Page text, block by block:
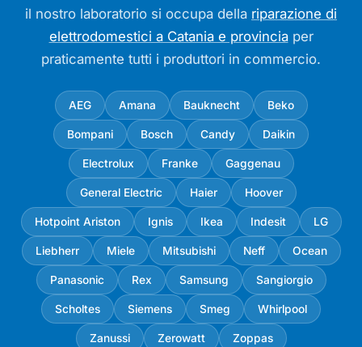
il nostro laboratorio si occupa della riparazione di
elettrodomestici a Catania e provinciaper
praticamente tutti i produttori in commercio.
AEG Amana Bauknecht Beko
Bompani Bosch Candy Daikin
Electrolux Franke Gaggenau
General Electric Haier Hoover
Hotpoint Ariston Ignis Ikea Indesit LG
Liebherr Miele Mitsubishi Neff Ocean
Panasonic Rex Samsung Sangiorgio
Scholtes Siemens Smeg Whirlpool
Zanussi Zerowatt Zoppas